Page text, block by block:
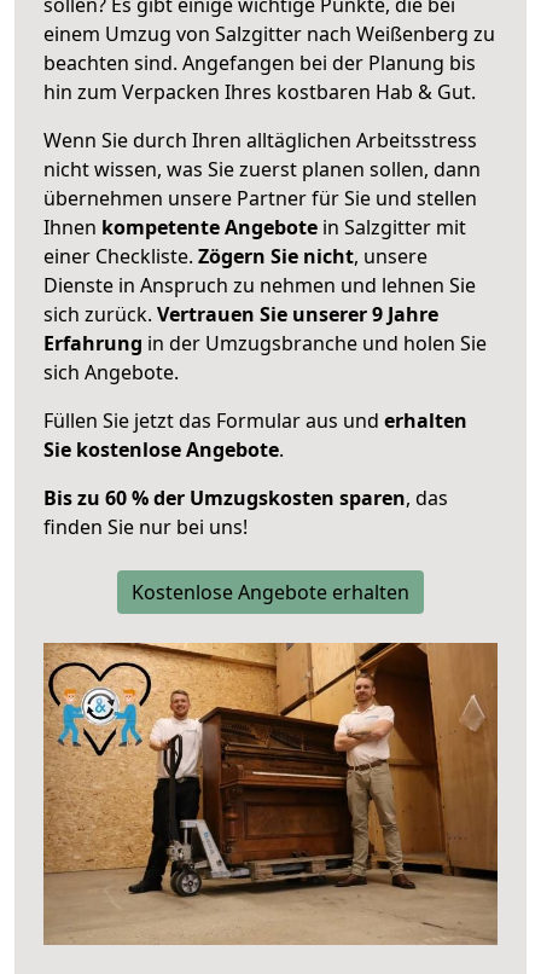
einem Umzug von Salzgitter nach Weißenberg zu
beachten sind. Angefangen bei der Planung bis
hin zum Verpacken Ihres kostbaren Hab & Gut.
Wenn Sie durch Ihren alltäglichen Arbeitsstress
nicht wissen, was Sie zuerst planen sollen, dann
übernehmen unsere Partner für Sie und stellen
Ihnen kompetente Angebote in Salzgitter mit
einer Checkliste. Zögern Sie nicht, unsere
Dienste in Anspruch zu nehmen und lehnen Sie
sich zurück. Vertrauen Sie unserer 9 Jahre
Erfahrung in der Umzugsbranche und holen Sie
sich Angebote.
Füllen Sie jetzt das Formular aus und erhalten
Sie kostenlose Angebote.
Bis zu 60 % der Umzugskosten sparen, das
finden Sie nur bei uns!
Kostenlose Angebote erhalten